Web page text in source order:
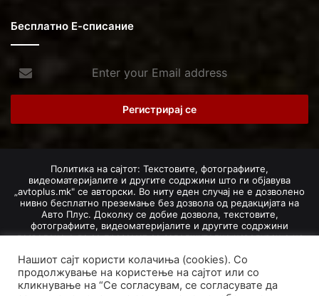
Бесплатно Е-списание
Enter
your
Email
Политика на сајтот: Текстовите, фотографиите,
видеоматеријалите и другите содржини што ги објавува
„avtoplus.mk" се авторски. Во ниту еден случај не е дозволено
нивно бесплатно преземање без дозвола од редакцијата на
Авто Плус. Доколку се добие дозвола, текстовите,
фотографиите, видеоматеријалите и другите содржини
дозволено е да се преземат со задолжително наведување на
(линк) до оригиналната содржина на „avtoplus.mk". При
добивање на одобрување од редакцијата за превземање на
текст, може да се превземе само дел од новинарско дело
Нашиот сајт користи колачиња (cookies). Со
продолжување на користење на сајтот или со
кликнување на “Се согласувам, се согласувате да